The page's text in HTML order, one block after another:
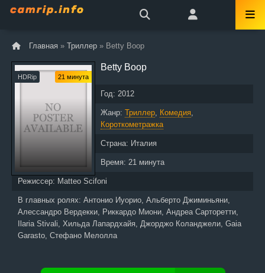
Главная » Триллер » Betty Boop
HDRip 21 минута
Betty Boop
Год: 2012
Жанр: Триллер, Комедия,
Короткометражка
Страна: Италия
Время: 21 минута
Режиссер: Matteo Scifoni
В главных ролях: Антонио Иуорио, Альберто Джиминьяни,
Алессандро Вердекки, Риккардо Миони, Андреа Сарторетти,
Ilaria Stivali, Хильда Лапардхайя, Джорджо Коланджели, Gaia
Garasto, Стефано Мелолла